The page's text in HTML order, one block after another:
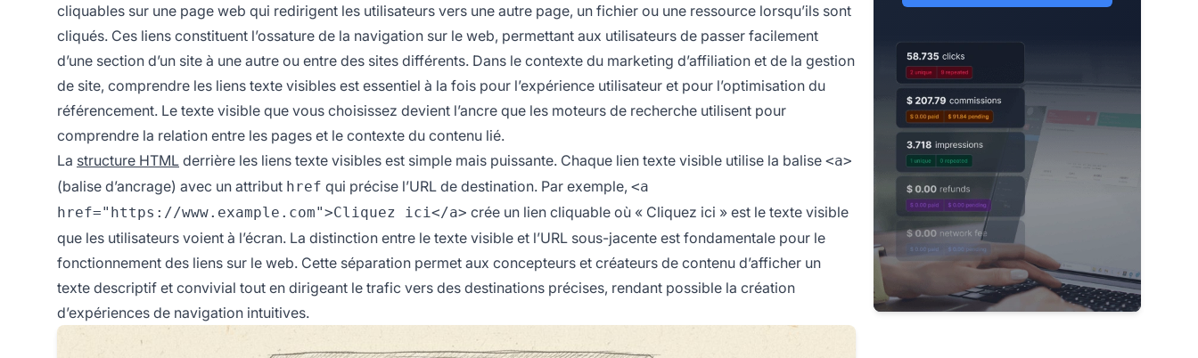
cliquables sur une page web qui redirigent les utilisateurs vers une autre page, un fichier ou une ressource lorsqu’ils sont
cliqués. Ces liens constituent l’ossature de la navigation sur le web, permettant aux utilisateurs de passer facilement
d’une section d’un site à une autre ou entre des sites différents. Dans le contexte du marketing d’affiliation et de la gestion
de site, comprendre les liens texte visibles est essentiel à la fois pour l’expérience utilisateur et pour l’optimisation du
référencement. Le texte visible que vous choisissez devient l’ancre que les moteurs de recherche utilisent pour
comprendre la relation entre les pages et le contexte du contenu lié.
La structure HTML derrière les liens texte visibles est simple mais puissante. Chaque lien texte visible utilise la balise <a>
(balise d’ancrage) avec un attribut href qui précise l’URL de destination. Par exemple, <a
href="https://www.example.com">Cliquez ici</a> crée un lien cliquable où « Cliquez ici » est le texte visible
que les utilisateurs voient à l’écran. La distinction entre le texte visible et l’URL sous-jacente est fondamentale pour le
fonctionnement des liens sur le web. Cette séparation permet aux concepteurs et créateurs de contenu d’afficher un
texte descriptif et convivial tout en dirigeant le trafic vers des destinations précises, rendant possible la création
d’expériences de navigation intuitives.